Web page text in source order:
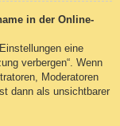
in der Online-
eine
verbergen“. Wenn
Moderatoren
dann als unsichtbarer